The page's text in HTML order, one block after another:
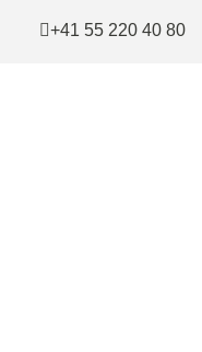
+41 55 220 40 80